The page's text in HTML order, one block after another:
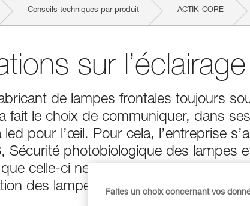
Conseils techniques par produit ACTIK-CORE
sur
de lampes frontales toujours
fait le choix de communiquer, dans
led pour l’œil. Pour cela, l’entreprise
Sécurité photobiologique des lampes
celle-ci ne soit pas d’application
des lampes selon des groupes de
Faites un choix concernant vos